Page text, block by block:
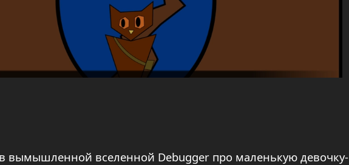
вымышленной вселенной Debugger про маленькую девочку-